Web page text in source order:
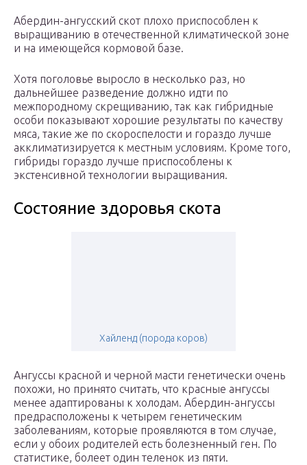
Абердин-ангусский скот плохо приспособлен к
выращиванию в отечественной климатической зоне
и на имеющейся кормовой базе.
Хотя поголовье выросло в несколько раз, но
дальнейшее разведение должно идти по
межпородному скрещиванию, так как гибридные
особи показывают хорошие результаты по качеству
мяса, такие же по скороспелости и гораздо лучше
акклиматизируется к местным условиям. Кроме того,
гибриды гораздо лучше приспособлены к
экстенсивной технологии выращивания.
Состояние здоровья скота
Хайленд (порода коров)
Ангуссы красной и черной масти генетически очень
похожи, но принято считать, что красные ангуссы
менее адаптированы к холодам. Абердин-ангуссы
предрасположены к четырем генетическим
заболеваниям, которые проявляются в том случае,
если у обоих родителей есть болезненный ген. По
статистике, болеет один теленок из пяти.